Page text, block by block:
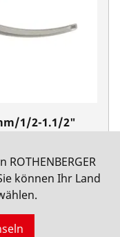
1/2-1.1/2"
können Ihr Land